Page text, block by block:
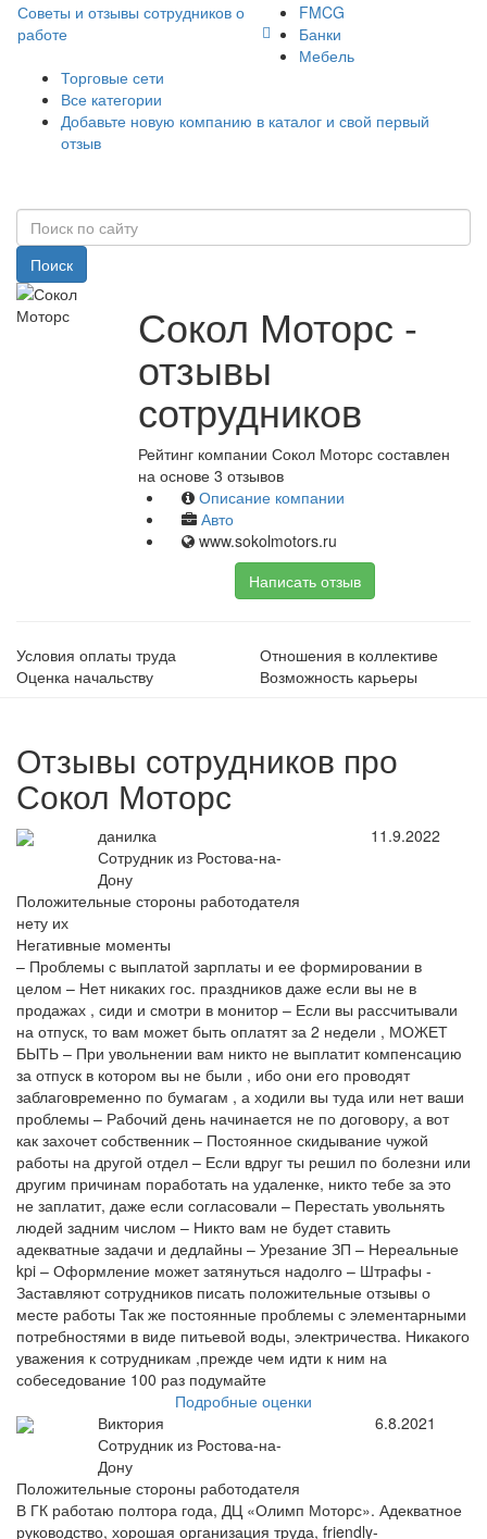
Советы и отзывы сотрудников о
работе
FMCG
Банки
Мебель
Торговые сети
Все категории
Добавьте новую компанию в каталог и свой первый
отзыв
Поиск
Сокол Моторс -
отзывы
сотрудников
Рейтинг компании Сокол Моторс составлен
на основе 3 отзывов
Описание компании
Авто
www.sokolmotors.ru
Написать отзыв
Условия оплаты труда
Отношения в коллективе
Оценка начальству
Возможность карьеры
Отзывы сотрудников про
Сокол Моторс
данилка
Сотрудник из Ростова-на-
Дону
11.9.2022
Положительные стороны работодателя
нету их
Негативные моменты
– Проблемы с выплатой зарплаты и ее формировании в
целом – Нет никаких гос. праздников даже если вы не в
продажах , сиди и смотри в монитор – Если вы рассчитывали
на отпуск, то вам может быть оплатят за 2 недели , МОЖЕТ
БЫТЬ – При увольнении вам никто не выплатит компенсацию
за отпуск в котором вы не были , ибо они его проводят
заблаговременно по бумагам , а ходили вы туда или нет ваши
проблемы – Рабочий день начинается не по договору, а вот
как захочет собственник – Постоянное скидывание чужой
работы на другой отдел – Если вдруг ты решил по болезни или
другим причинам поработать на удаленке, никто тебе за это
не заплатит, даже если согласовали – Перестать увольнять
людей задним числом – Никто вам не будет ставить
адекватные задачи и дедлайны – Урезание ЗП – Нереальные
kpi – Оформление может затянуться надолго – Штрафы -
Заставляют сотрудников писать положительные отзывы о
месте работы Так же постоянные проблемы с элементарными
потребностями в виде питьевой воды, электричества. Никакого
уважения к сотрудникам ,прежде чем идти к ним на
собеседование 100 раз подумайте
Подробные оценки
Виктория
Сотрудник из Ростова-на-
Дону
6.8.2021
Положительные стороны работодателя
В ГК работаю полтора года, ДЦ «Олимп Моторс». Адекватное
руководство, хорошая организация труда, friendly-